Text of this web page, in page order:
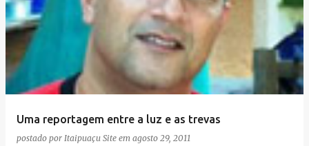
Uma reportagem entre a luz e as trevas
postado por Itaipuaçu Site em agosto 29, 2011